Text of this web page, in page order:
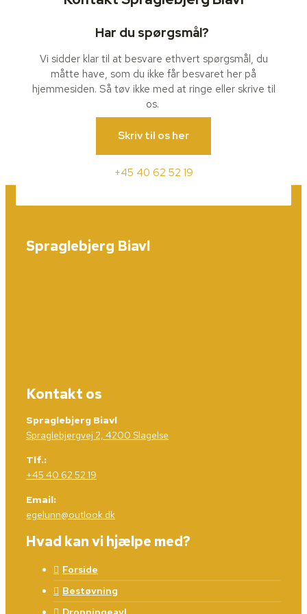
Har du spørgsmål?
Vi sidder klar til at besvare ethvert spørgsmål, du
måtte have, som du ikke får besvaret her på
hjemmesiden. Så tøv ikke med at ringe eller skrive til
os.
Skriv til os her
+45 40 62 52 19
Spraglebjerg Biavl
Kontakt os
Spraglebjerg Biavl
Spraglebjergvej 2, 4200 Slagelse
Tlf.:
+45 40 62 52 19
Email:
egelunn@outlook.dk
Hvad kan vi hjælpe med?
Forside
Bestøvning